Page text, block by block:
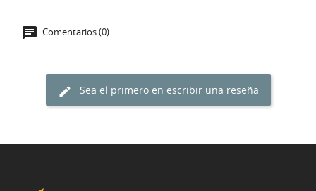
Comentarios (0)
Sea el primero en escribir una reseña